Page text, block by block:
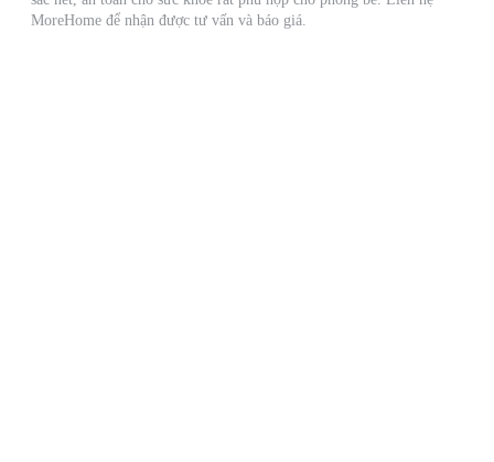
MoreHome để nhận được tư vấn và báo giá.